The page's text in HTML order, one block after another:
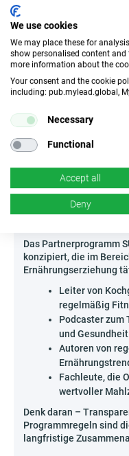
entwickelt sich
immer häufiger nach
im Netz. Die Bewerbung
auf die echten
einzugehen.
Ratgeber zum
die Qualitäts- und
sich durch interaktive
Nutze diese Tools und
sich lohnt, den
Das Partnerprogramm
konzipiert, die im
Ernährungserziehung
Leiter von
regelmäßig
Podcaster zum
und
Autoren von
Fachleute, die
wertvoller
Denk daran –
Programmregeln sind
langfristige
We use cookies
We may place these for
show personalised content and
more information about the
Your consent and the cookie
including: pub.mylead.global,
Necessary
Functional
Accept all
Deny